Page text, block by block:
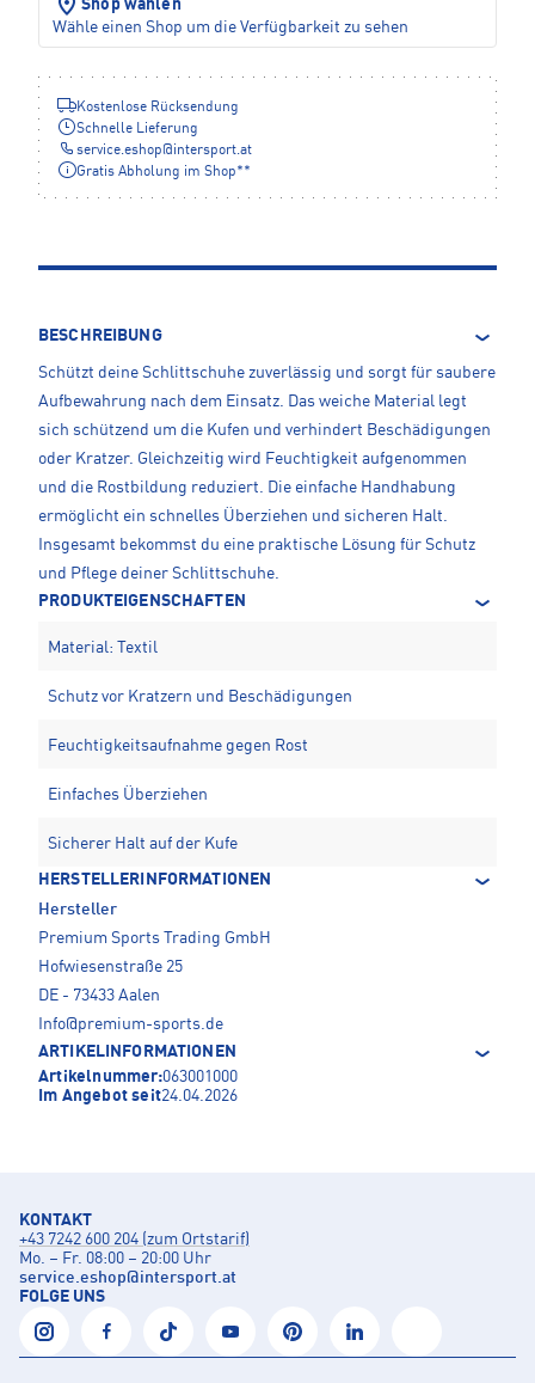
Shop wählen
Wähle einen Shop um die Verfügbarkeit zu sehen
Kostenlose Rücksendung
Schnelle Lieferung
service.eshop@intersport.at
Gratis Abholung im Shop**
BESCHREIBUNG
Schützt deine Schlittschuhe zuverlässig und sorgt für saubere
Aufbewahrung nach dem Einsatz. Das weiche Material legt
sich schützend um die Kufen und verhindert Beschädigungen
oder Kratzer. Gleichzeitig wird Feuchtigkeit aufgenommen
und die Rostbildung reduziert. Die einfache Handhabung
ermöglicht ein schnelles Überziehen und sicheren Halt.
Insgesamt bekommst du eine praktische Lösung für Schutz
und Pflege deiner Schlittschuhe.
PRODUKTEIGENSCHAFTEN
Material: Textil
Schutz vor Kratzern und Beschädigungen
Feuchtigkeitsaufnahme gegen Rost
Einfaches Überziehen
Sicherer Halt auf der Kufe
HERSTELLERINFORMATIONEN
Hersteller
Premium Sports Trading GmbH
Hofwiesenstraße 25
DE - 73433 Aalen
Info@premium-sports.de
ARTIKELINFORMATIONEN
Artikelnummer:063001000
Im Angebot seit24.04.2026
KONTAKT
+43 7242 600 204 (zum Ortstarif)
Mo. – Fr. 08:00 – 20:00 Uhr
service.eshop@intersport.at
FOLGE UNS